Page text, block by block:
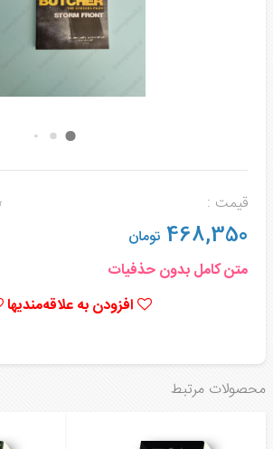
قیمت :
468,350 تومان
متن کامل بدون حذفیات
افزودن به علاقه‌مندیها
محصولات مرتبط